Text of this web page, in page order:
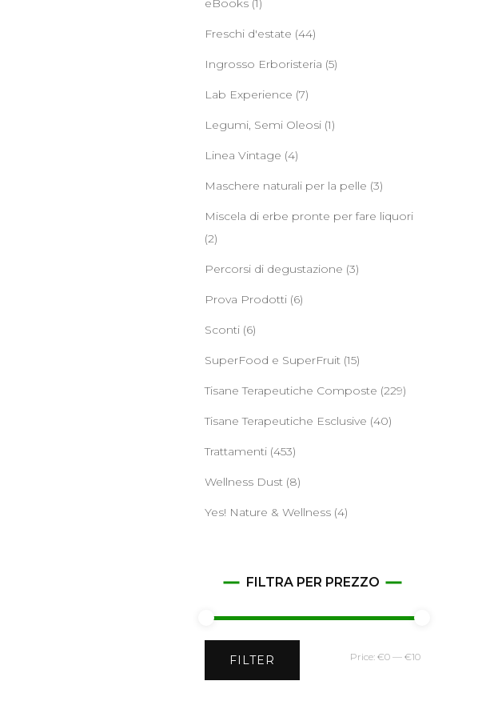
eBooks (1)
Freschi d'estate (44)
Ingrosso Erboristeria (5)
Lab Experience (7)
Legumi, Semi Oleosi (1)
Linea Vintage (4)
Maschere naturali per la pelle (3)
Miscela di erbe pronte per fare liquori
(2)
Percorsi di degustazione (3)
Prova Prodotti (6)
Sconti (6)
SuperFood e SuperFruit (15)
Tisane Terapeutiche Composte (229)
Tisane Terapeutiche Esclusive (40)
Trattamenti (453)
Wellness Dust (8)
Yes! Nature & Wellness (4)
FILTRA PER PREZZO
Min
Max
FILTER Price: €0 — €10